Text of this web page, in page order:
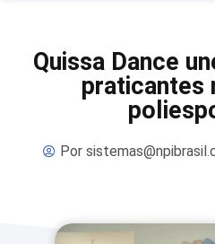
Quissa Dance
praticantes
Por